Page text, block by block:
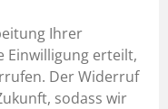
Ihrer
Einwilligung erteilt,
Der Widerruf
sodass wir